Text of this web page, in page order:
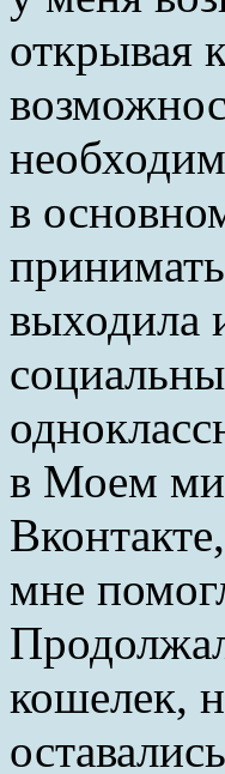
открывая
в
выходила
в Моем
мне
кошелек,